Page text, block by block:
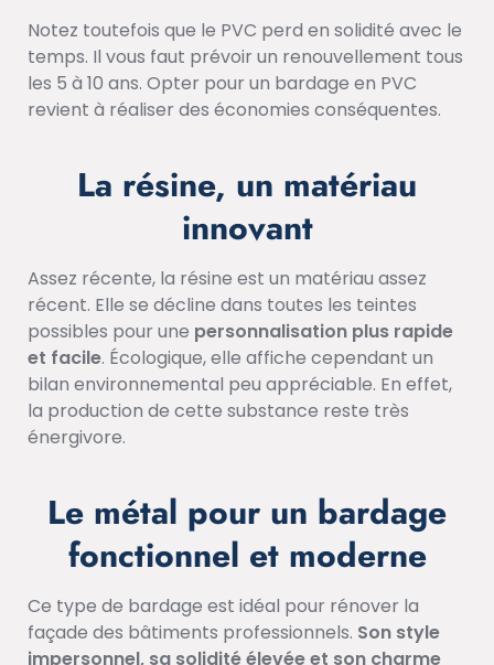
Notez toutefois que le PVC perd en solidité avec le
temps. Il vous faut prévoir un renouvellement tous
les 5 à 10 ans. Opter pour un bardage en PVC
revient à réaliser des économies conséquentes.
La résine, un matériau
innovant
Assez récente, la résine est un matériau assez
récent. Elle se décline dans toutes les teintes
possibles pour une personnalisation plus rapide
et facile. Écologique, elle affiche cependant un
bilan environnemental peu appréciable. En effet,
la production de cette substance reste très
énergivore.
Le métal pour un bardage
fonctionnel et moderne
Ce type de bardage est idéal pour rénover la
façade des bâtiments professionnels. Son style
impersonnel, sa solidité élevée et son charme